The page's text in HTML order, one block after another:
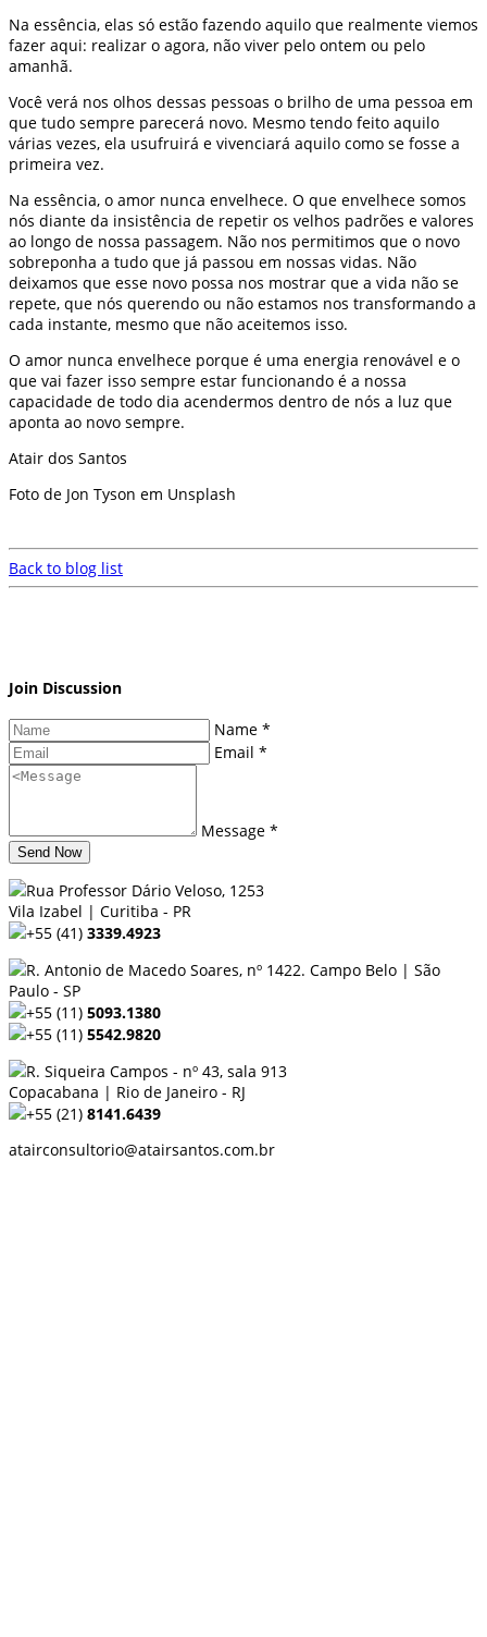
Na essência, elas só estão fazendo aquilo que realmente viemos
fazer aqui: realizar o agora, não viver pelo ontem ou pelo
amanhã.
Você verá nos olhos dessas pessoas o brilho de uma pessoa em
que tudo sempre parecerá novo. Mesmo tendo feito aquilo
várias vezes, ela usufruirá e vivenciará aquilo como se fosse a
primeira vez.
Na essência, o amor nunca envelhece. O que envelhece somos
nós diante da insistência de repetir os velhos padrões e valores
ao longo de nossa passagem. Não nos permitimos que o novo
sobreponha a tudo que já passou em nossas vidas. Não
deixamos que esse novo possa nos mostrar que a vida não se
repete, que nós querendo ou não estamos nos transformando a
cada instante, mesmo que não aceitemos isso.
O amor nunca envelhece porque é uma energia renovável e o
que vai fazer isso sempre estar funcionando é a nossa
capacidade de todo dia acendermos dentro de nós a luz que
aponta ao novo sempre.
Atair dos Santos
Foto de Jon Tyson em Unsplash
Back to blog list
Join Discussion
Name *
Email *
Message *
Send Now
Rua Professor Dário Veloso, 1253
Vila Izabel | Curitiba - PR
+55 (41) 3339.4923
R. Antonio de Macedo Soares, nº 1422. Campo Belo | São
Paulo - SP
+55 (11) 5093.1380
+55 (11) 5542.9820
R. Siqueira Campos - nº 43, sala 913
Copacabana | Rio de Janeiro - RJ
+55 (21) 8141.6439
atairconsultorio@atairsantos.com.br